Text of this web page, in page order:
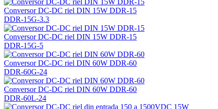
Conversor DC-DC riel DIN 15W DDR-15
DDR-15G-3.3
Conversor DC-DC riel DIN 15W DDR-15
DDR-15G-5
Conversor DC-DC riel DIN 60W DDR-60
DDR-60G-24
Conversor DC-DC riel DIN 60W DDR-60
DDR-60L-24